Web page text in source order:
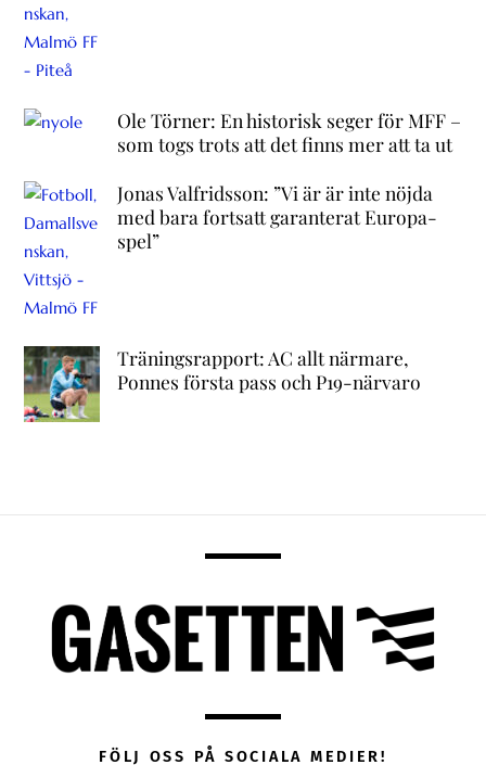
Ole Törner: En historisk seger för MFF –
som togs trots att det finns mer att ta ut
Jonas Valfridsson: ”Vi är är inte nöjda
med bara fortsatt garanterat Europa-
spel”
Träningsrapport: AC allt närmare,
Ponnes första pass och P19-närvaro
FÖLJ OSS PÅ SOCIALA MEDIER!